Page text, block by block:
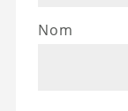
Nom